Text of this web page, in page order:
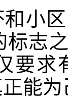
小
标志
要求
能